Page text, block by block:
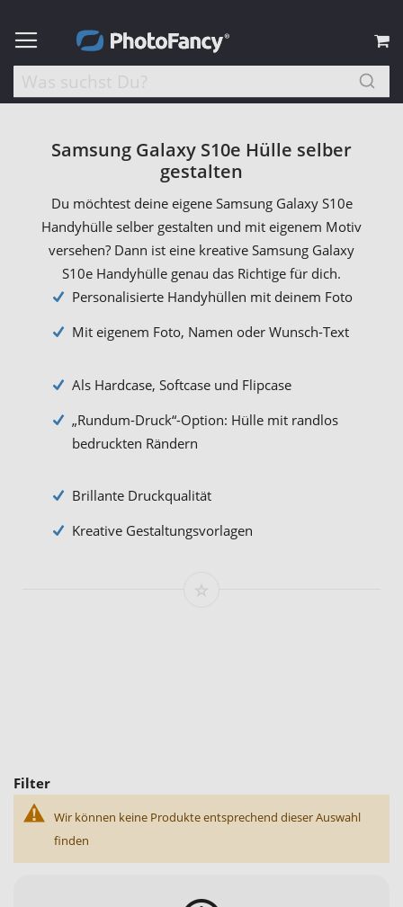
Samsung Galaxy S10e Hülle selber
gestalten
Du möchtest deine eigene Samsung Galaxy S10e
Handyhülle selber gestalten und mit eigenem Motiv
versehen? Dann ist eine kreative Samsung Galaxy
S10e Handyhülle genau das Richtige für dich.
Personalisierte Handyhüllen mit deinem Foto
Mit eigenem Foto, Namen oder Wunsch-Text
Als Hardcase, Softcase und Flipcase
„Rundum-Druck“-Option: Hülle mit randlos
bedruckten Rändern
Brillante Druckqualität
Kreative Gestaltungsvorlagen
Filter
Wir können keine Produkte entsprechend dieser Auswahl
finden